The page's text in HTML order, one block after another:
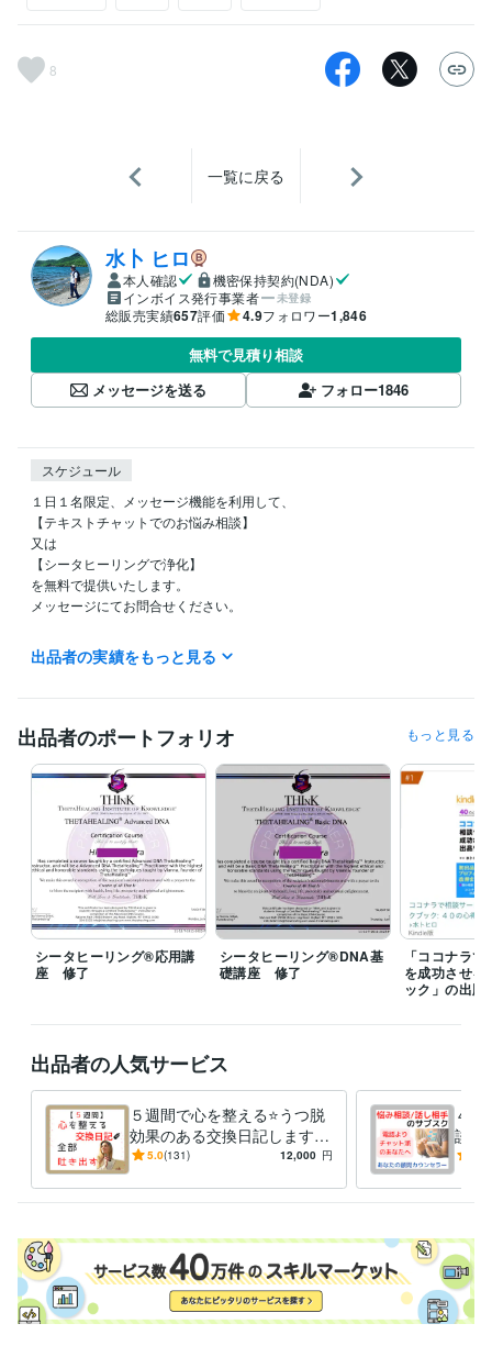
8
一覧に戻る
水卜 ヒロ
本人確認
機密保持契約(NDA)
インボイス発行事業者
未登録
総販売実績657評価 4.9フォロワー1,846
無料で見積り相談
メッセージを送る
フォロー1846
スケジュール
１日１名限定、メッセージ機能を利用して、
【テキストチャットでのお悩み相談】
又は
【シータヒーリングで浄化】
を無料で提供いたします。
メッセージにてお問合せください。
ご質問・ご要望などはぜひメッセージでお寄せください。
毎日チェックしていますので、最短1時間以内どんなに遅くとも24時間
以内にはお返事させていただきます！
☆電話相談の予定☆
夜19時前後に対応可能、深夜帯は対応不可のことが多いです。
（メッセージにてお問い合わせいただければ、細かい時間設定をお打ち
合わせの上、「待機中」に設定させていただきます）
（電話相談の「予約」は、毎時「00分」または「30分」しか受付できま
せんのでご注意ください。例えば10時10分とか、22時45分といったご予
約はできないシステムになっております。10時や22時30分という形での
ご予約となってしまいます。事前にダイレクトメッセージでお問い合わ
せいただければ、細かい時間設定で「待機」することも可能です）
※下記のリンクより、無料登録して電話番号認証するとココナラより100
0ポイントプレゼントされます。
https://coconala.com/invite/4F26V
経験職種
ライフスタイル・その他 / 占い師 経験年数 : 1年
ライフスタイル・その他 / カウンセラー・コーチ 経験年数 : 20年
ライフスタイル・その他 / その他 経験年数 : 2年
職歴
障害者就労支援機関 2005年1月 ~ 現在
ココナラ 2018年12月 ~ 現在
Kindle 2021年2月 ~ 現在
stand.fm 2021年4月 ~ 現在
出品者の実績をもっと見る
出品者のポートフォリオ もっと見る
シータヒーリング®応用講
座 修了
シータヒーリング®DNA基
礎講座 修了
「ココナラ
を成功させる
ック」の出版
出品者の人気サービス
５週間で心を整える⭐うつ脱
効果のある交換日記します
【通常版】気持ちを吐き出
5.0(131) 12,000 円
４
談・
『対
サブ